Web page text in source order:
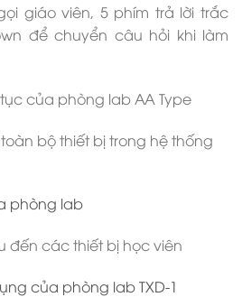
giáo viên, 5 phím trả lời trắc
để chuyển câu hỏi khi làm
của phòng lab AA Type
bộ thiết bị trong hệ thống
phòng lab
đến các thiết bị học viên
của phòng lab TXD-1